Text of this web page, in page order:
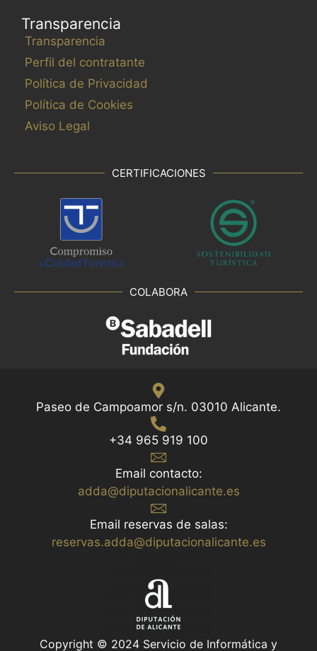
Transparencia
Transparencia
Perfil del contratante
Política de Privacidad
Política de Cookies
Aviso Legal
CERTIFICACIONES
COLABORA
Paseo de Campoamor s/n. 03010 Alicante.
+34 965 919 100
Email contacto:
adda@diputacionalicante.es
Email reservas de salas:
reservas.adda@diputacionalicante.es
Copyright © 2024 Servicio de Informática y